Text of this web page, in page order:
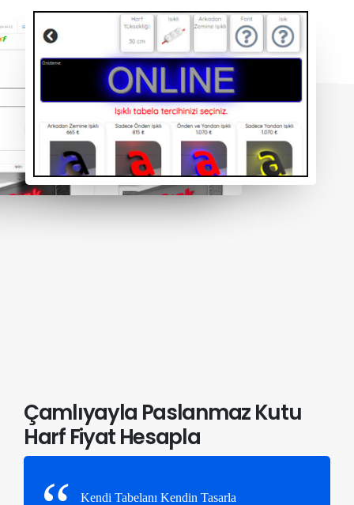
Çamlıyayla Paslanmaz Kutu
Harf Fiyat Hesapla
Kendi Tabelanı Kendin Tasarla